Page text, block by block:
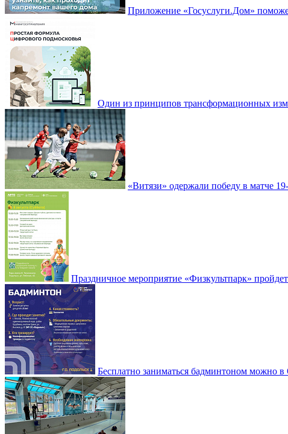
Приложение «Госуслуги.Дом»
Один из принципов трансформационных
«Витязи» одержали победу в матче
Праздничное мероприятие «Физкультпарк»
Бесплатно заниматься бадминтоном можно